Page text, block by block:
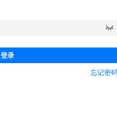
登录
忘记密